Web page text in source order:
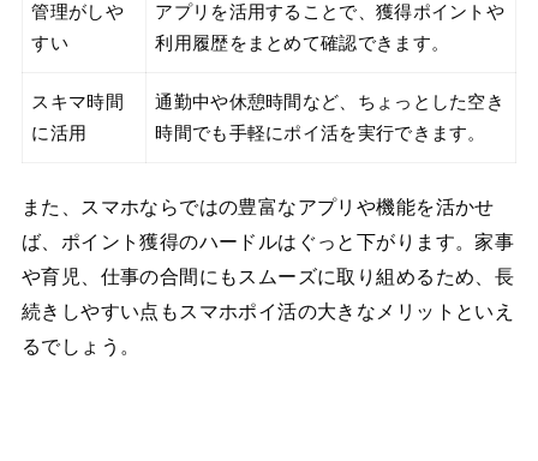
管理がしや
すい
アプリを活用することで、獲得ポイントや
利用履歴をまとめて確認できます。
スキマ時間
に活用
通勤中や休憩時間など、ちょっとした空き
時間でも手軽にポイ活を実行できます。
また、スマホならではの豊富なアプリや機能を活かせ
ば、ポイント獲得のハードルはぐっと下がります。家事
や育児、仕事の合間にもスムーズに取り組めるため、長
続きしやすい点もスマホポイ活の大きなメリットといえ
るでしょう。